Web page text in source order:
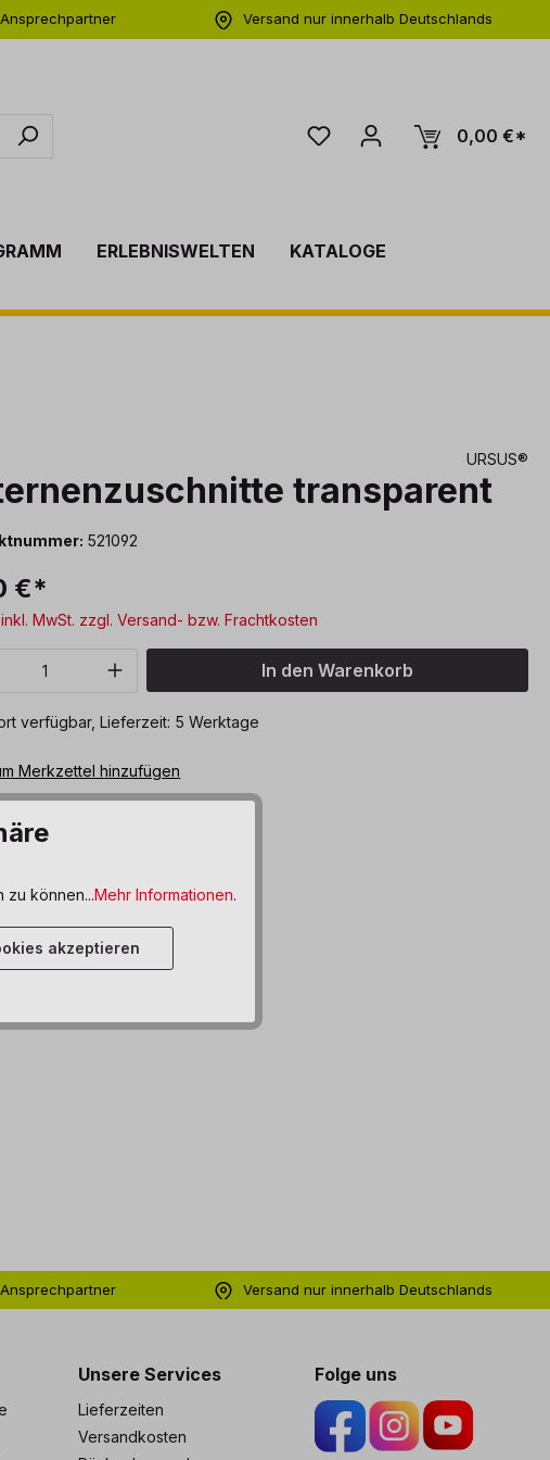
Versand nur innerhalb Deutschlands
0,00 €*
ERLEBNISWELTEN
KATALOGE
URSUS®
transparent
521092
€*
MwSt. zzgl. Versand- bzw. Frachtkosten
Anzahl: Gib den gewünschten Wert
In den Warenkorb
verfügbar, Lieferzeit: 5 Werktage
Merkzettel hinzufügen
Versand nur innerhalb Deutschlands
Unsere Services
Lieferzeiten
Versandkosten
Folge uns
zu können...Mehr Informationen.
akzeptieren